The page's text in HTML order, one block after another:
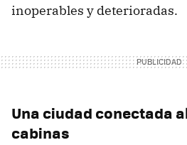
inoperables y deterioradas.
Una ciudad conectada
cabinas